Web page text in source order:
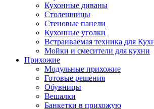
Кухонные диваны
Столешницы
Стеновые панели
Кухонные уголки
Встраиваемая техника для
Мойки и смесители для кухни
Прихожие
Модульные прихожие
Готовые решения
Обувницы
Вешалки
Банкетки в прихожую